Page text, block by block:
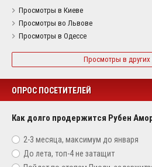
Просмотры в Киеве
Просмотры во Львове
Просмотры в Одессе
Просмотры в других
ОПРОС ПОСЕТИТЕЛЕЙ
Как долго продержится Рубен
2-3 месяца, максимум до января
До лета, топ-4 не затащит